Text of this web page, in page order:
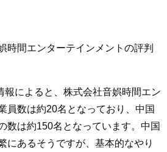
時間エンターテインメントの評判
報によると、株式会社音娯時間エン
員数は約20名となっており、中国
数は約150名となっています。中国
にあるそうですが、基本的なやり